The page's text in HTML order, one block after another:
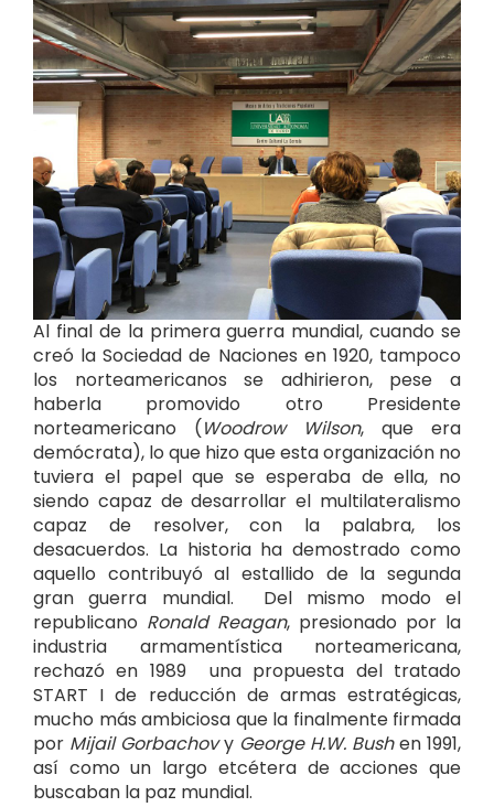
Al final de la primera guerra mundial, cuando se
creó la Sociedad de Naciones en 1920, tampoco
los norteamericanos se adhirieron, pese a
haberla promovido otro Presidente
norteamericano (Woodrow Wilson, que era
demócrata), lo que hizo que esta organización no
tuviera el papel que se esperaba de ella, no
siendo capaz de desarrollar el multilateralismo
capaz de resolver, con la palabra, los
desacuerdos. La historia ha demostrado como
aquello contribuyó al estallido de la segunda
gran guerra mundial. Del mismo modo el
republicano Ronald Reagan, presionado por la
industria armamentística norteamericana,
rechazó en 1989 una propuesta del tratado
START I de reducción de armas estratégicas,
mucho más ambiciosa que la finalmente firmada
por Mijail Gorbachovy George H.W. Bushen 1991,
así como un largo etcétera de acciones que
buscaban la paz mundial.